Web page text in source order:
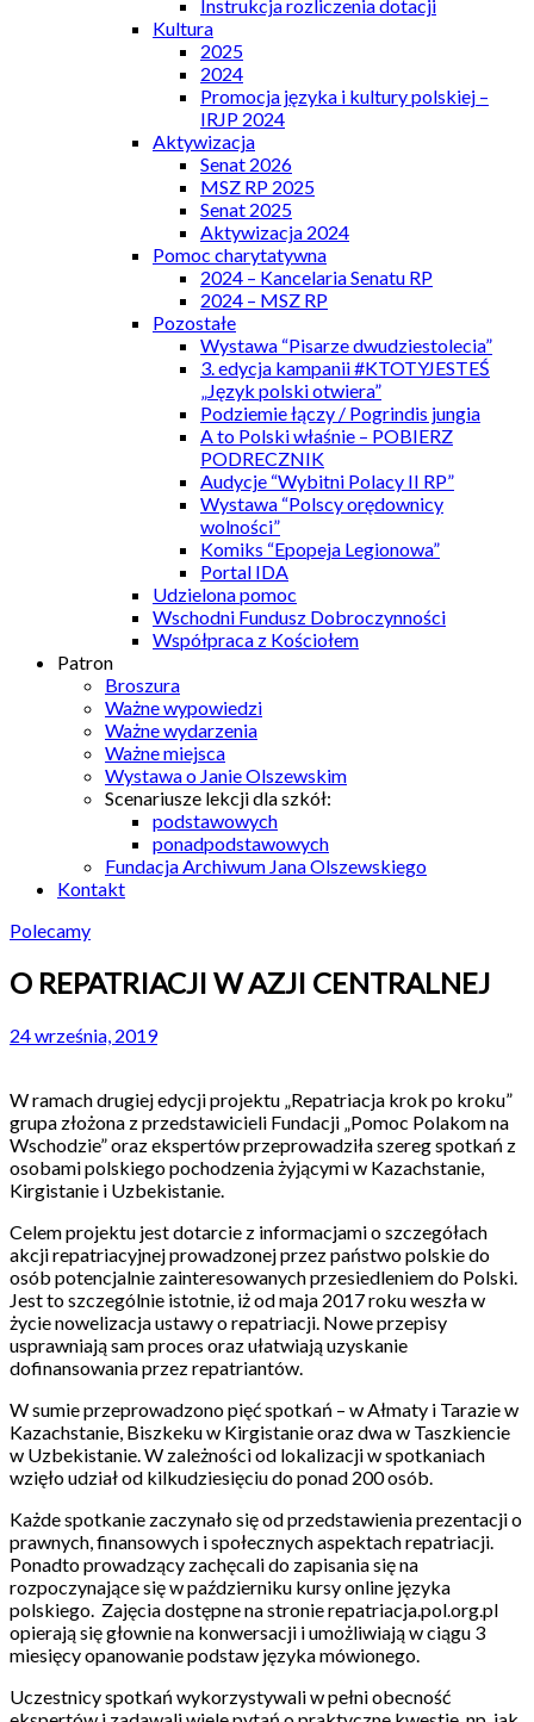
Instrukcja rozliczenia dotacji
Kultura
2025
2024
Promocja języka i kultury polskiej –
IRJP 2024
Aktywizacja
Senat 2026
MSZ RP 2025
Senat 2025
Aktywizacja 2024
Pomoc charytatywna
2024 – Kancelaria Senatu RP
2024 – MSZ RP
Pozostałe
Wystawa “Pisarze dwudziestolecia”
3. edycja kampanii #KTOTYJESTEŚ
„Język polski otwiera”
Podziemie łączy / Pogrindis jungia
A to Polski właśnie – POBIERZ
PODRECZNIK
Audycje “Wybitni Polacy II RP”
Wystawa “Polscy orędownicy
wolności”
Komiks “Epopeja Legionowa”
Portal IDA
Udzielona pomoc
Wschodni Fundusz Dobroczynności
Współpraca z Kościołem
Patron
Broszura
Ważne wypowiedzi
Ważne wydarzenia
Ważne miejsca
Wystawa o Janie Olszewskim
Scenariusze lekcji dla szkół:
podstawowych
ponadpodstawowych
Fundacja Archiwum Jana Olszewskiego
Kontakt
Polecamy
O REPATRIACJI W AZJI CENTRALNEJ
24 września, 2019
W ramach drugiej edycji projektu „Repatriacja krok po kroku”
grupa złożona z przedstawicieli Fundacji „Pomoc Polakom na
Wschodzie” oraz ekspertów przeprowadziła szereg spotkań z
osobami polskiego pochodzenia żyjącymi w Kazachstanie,
Kirgistanie i Uzbekistanie.
Celem projektu jest dotarcie z informacjami o szczegółach
akcji repatriacyjnej prowadzonej przez państwo polskie do
osób potencjalnie zainteresowanych przesiedleniem do Polski.
Jest to szczególnie istotnie, iż od maja 2017 roku weszła w
życie nowelizacja ustawy o repatriacji. Nowe przepisy
usprawniają sam proces oraz ułatwiają uzyskanie
dofinansowania przez repatriantów.
W sumie przeprowadzono pięć spotkań – w Ałmaty i Tarazie w
Kazachstanie, Biszkeku w Kirgistanie oraz dwa w Taszkiencie
w Uzbekistanie. W zależności od lokalizacji w spotkaniach
wzięło udział od kilkudziesięciu do ponad 200 osób.
Każde spotkanie zaczynało się od przedstawienia prezentacji o
prawnych, finansowych i społecznych aspektach repatriacji.
Ponadto prowadzący zachęcali do zapisania się na
rozpoczynające się w październiku kursy online języka
polskiego. Zajęcia dostępne na stronie repatriacja.pol.org.pl
opierają się głownie na konwersacji i umożliwiają w ciągu 3
miesięcy opanowanie podstaw języka mówionego.
Uczestnicy spotkań wykorzystywali w pełni obecność